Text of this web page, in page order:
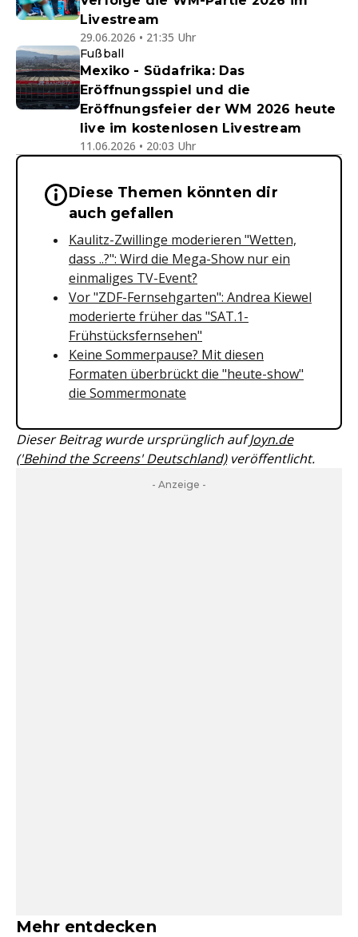
Livestream
29.06.2026 • 21:35 Uhr
Fußball
Mexiko - Südafrika: Das
Eröffnungsspiel und die
Eröffnungsfeier der WM 2026 heute
live im kostenlosen Livestream
11.06.2026 • 20:03 Uhr
Wichtige Hinweise &
Diese Themen könnten dir
auch gefallen
Kaulitz-Zwillinge moderieren "Wetten,
dass ..?": Wird die Mega-Show nur ein
einmaliges TV-Event?
Vor "ZDF-Fernsehgarten": Andrea Kiewel
moderierte früher das "SAT.1-
Frühstücksfernsehen"
Keine Sommerpause? Mit diesen
Formaten überbrückt die "heute-show"
die Sommermonate
Dieser Beitrag wurde ursprünglich aufJoyn.de
('Behind the Screens' Deutschland)veröffentlicht.
- Anzeige -
Mehr entdecken